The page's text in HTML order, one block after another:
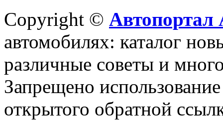
Copyright © Автопортал
автомобилях: каталог
различные советы и
Запрещено
открытого обратной